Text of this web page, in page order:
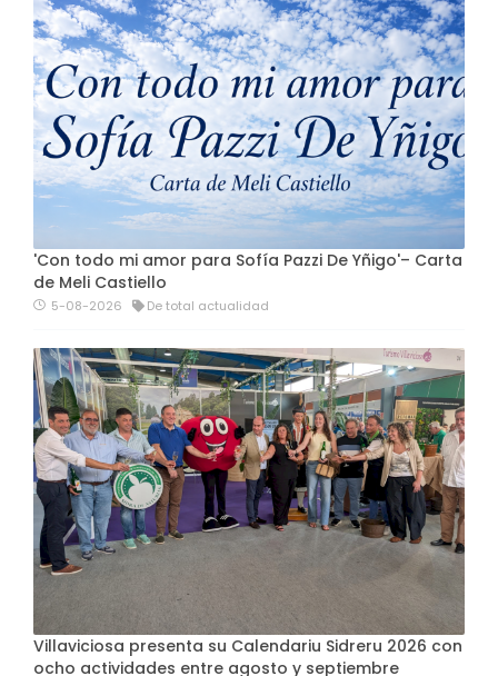
'Con todo mi amor para Sofía Pazzi De Yñigo'– Carta
de Meli Castiello
5-08-2026 De total actualidad
Villaviciosa presenta su Calendariu Sidreru 2026 con
ocho actividades entre agosto y septiembre